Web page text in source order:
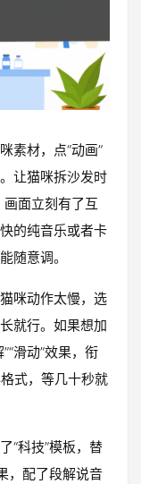
素材，点“动画”
。让猫咪拆沙发时
画面立刻有了互
的纯音乐或者卡
随意调。
咪动作太慢，选
就行。如果想加
滑动”效果，衔
式，等几十秒就
“科技”模板，替
，配了段解说音